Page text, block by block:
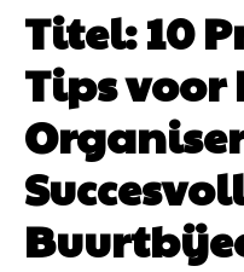
Titel: 10
Tips voor